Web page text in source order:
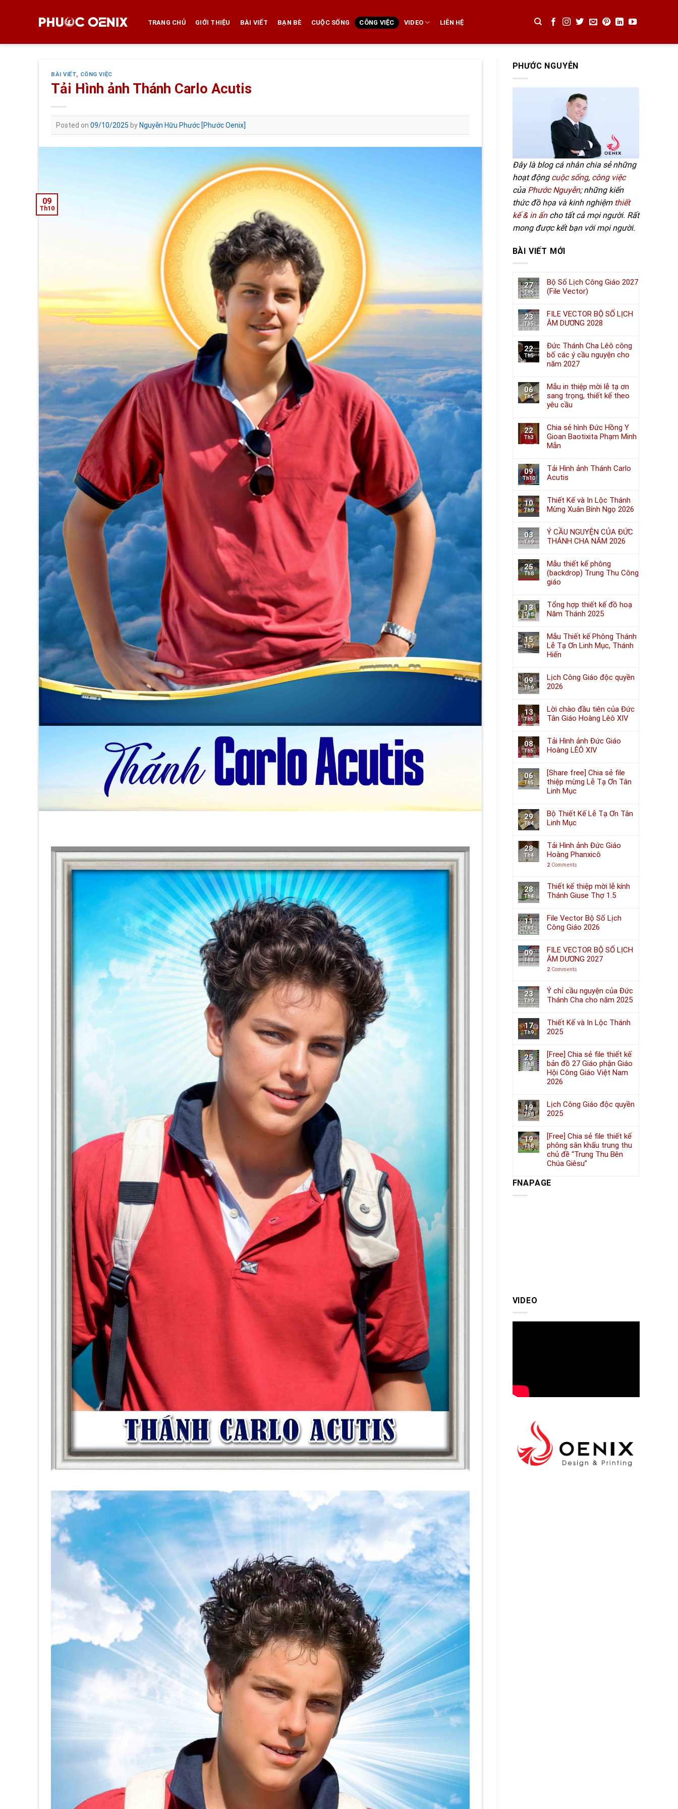
TRANG CHỦ GIỚI THIỆU BÀI VIẾT BẠN BÈ CUỘC SỐNG CÔNG VIỆC VIDEO LIÊN HỆ
BÀI VIẾT, CÔNG VIỆC
Tải Hình ảnh Thánh Carlo Acutis
Posted on 09/10/2025 byNguyễn Hữu Phước [Phước Oenix]
09
Th10
PHƯỚC NGUYỄN
Đây là blog cá nhân chia sẻ những
hoạt động cuộc sống, công việc
của Phước Nguyễn; những kiến
thức đồ họa và kinh nghiệm thiết
kế & in ấncho tất cả mọi người. Rất
mong được kết bạn với mọi người.
BÀI VIẾT MỚI
27
Th5
Bộ Số Lịch Công Giáo 2027
(File Vector)
23
Th5
FILE VECTOR BỘ SỐ LỊCH
ÂM DƯƠNG 2028
22
Th5
Đức Thánh Cha Lêô công
bố các ý cầu nguyện cho
năm 2027
06
Th5
Mẫu in thiệp mời lễ tạ ơn
sang trọng, thiết kế theo
yêu cầu
22
Th3
Chia sẻ hình Đức Hồng Y
Gioan Baotixita Phạm Minh
Mẫn
09
Th10
Tải Hình ảnh Thánh Carlo
Acutis
10
Th9
Thiết Kế và In Lộc Thánh
Mừng Xuân Bính Ngọ 2026
03
Th9
Ý CẦU NGUYỆN CỦA ĐỨC
THÁNH CHA NĂM 2026
25
Th8
Mẫu thiết kế phông
(backdrop) Trung Thu Công
giáo
13
Th8
Tổng hợp thiết kế đồ hoạ
Năm Thánh 2025
15
Th7
Mẫu Thiết kế Phông Thánh
Lễ Tạ Ơn Linh Mục, Thánh
Hiến
09
Th6
Lịch Công Giáo độc quyền
2026
13
Th5
Lời chào đầu tiên của Đức
Tân Giáo Hoàng Lêô XIV
08
Th5
Tải Hình ảnh Đức Giáo
Hoàng LÊÔ XIV
06
Th5
[Share free] Chia sẻ file
thiệp mừng Lễ Tạ Ơn Tân
Linh Mục
29
Th4
Bộ Thiết Kế Lễ Tạ Ơn Tân
Linh Mục
28
Th4
Tải Hình ảnh Đức Giáo
Hoàng Phanxicô
2Comments
28
Th4
Thiết kế thiệp mời lễ kính
Thánh Giuse Thợ 1.5
11
Th3
File Vector Bộ Số Lịch
Công Giáo 2026
09
Th3
FILE VECTOR BỘ SỐ LỊCH
ÂM DƯƠNG 2027
2Comments
23
Th9
Ý chỉ cầu nguyện của Đức
Thánh Cha cho năm 2025
17
Th9
Thiết Kế và In Lộc Thánh
2025
25
Th8
[Free] Chia sẻ file thiết kế
bản đồ 27 Giáo phận Giáo
Hội Công Giáo Việt Nam
2026
19
Th8
Lịch Công Giáo độc quyền
2025
19
Th8
[Free] Chia sẻ file thiết kế
phông sân khấu trung thu
chủ đề “Trung Thu Bên
Chúa Giêsu”
FNAPAGE
VIDEO